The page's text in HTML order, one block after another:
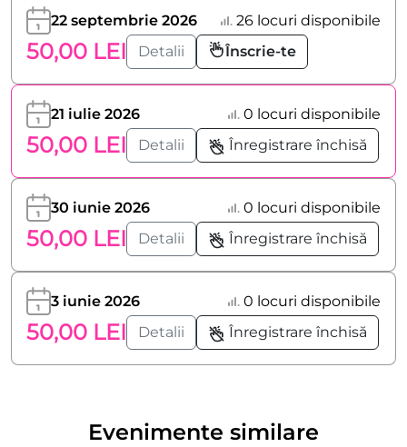
22 septembrie 2026 26 locuri disponibile
50,00 LEI Detalii Înscrie-te
21 iulie 2026 0 locuri disponibile
50,00 LEI Detalii Înregistrare închisă
30 iunie 2026 0 locuri disponibile
50,00 LEI Detalii Înregistrare închisă
3 iunie 2026 0 locuri disponibile
50,00 LEI Detalii Înregistrare închisă
Evenimente similare